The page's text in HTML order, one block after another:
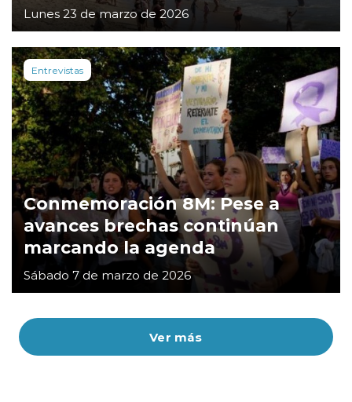
Ver más
Lunes 23 de marzo de 2026
Entrevistas
Conmemoración 8M: Pese a
avances brechas continúan
marcando la agenda
Sábado 7 de marzo de 2026